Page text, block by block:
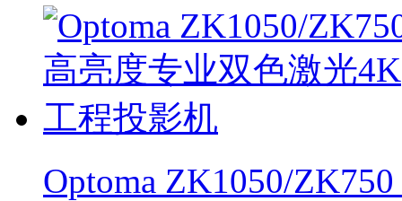
Optoma ZK1050/